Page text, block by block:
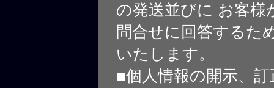
の発送並びに お客様
問合せに回答するた
いたします。
■個人情報の開示、